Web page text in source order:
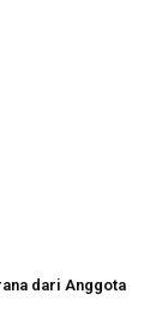
dari Anggota